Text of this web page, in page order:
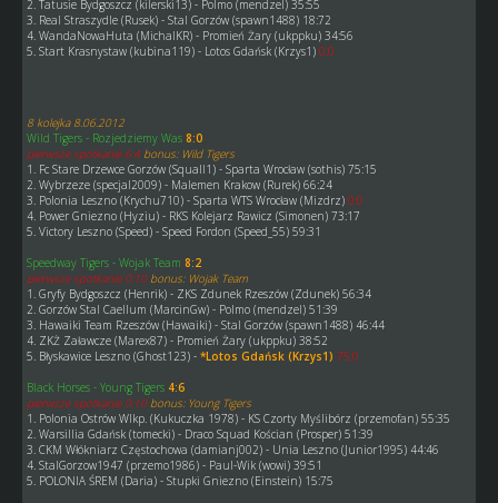
2. Tatusie Bydgoszcz (kilerski13) - Polmo (mendzel) 35:55
3. Real Straszydle (Rusek) - Stal Gorzów (spawn1488) 18:72
4. WandaNowaHuta (MichalKR) - Promień Żary (ukppku) 34:56
5. Start Krasnystaw (kubina119) - Lotos Gdańsk (Krzys1) 0:0
8 kolejka 8.06.2012
Wild Tigers - Rozjedziemy Was 8:0
pierwsze spotkanie 6:4 bonus: Wild Tigers
1. Fc Stare Drzewce Gorzów (Squall1) - Sparta Wrocław (sothis) 75:15
2. Wybrzeze (specjal2009) - Malemen Krakow (Rurek) 66:24
3. Polonia Leszno (Krychu710) - Sparta WTS Wrocław (Mizdrz) 0:0
4. Power Gniezno (Hyziu) - RKS Kolejarz Rawicz (Simonen) 73:17
5. Victory Leszno (Speed) - Speed Fordon (Speed_55) 59:31
Speedway Tigers - Wojak Team 8:2
pierwsze spotkanie 0:10 bonus: Wojak Team
1. Gryfy Bydgoszcz (Henrik) - ZKS Zdunek Rzeszów (Zdunek) 56:34
2. Gorzów Stal Caellum (MarcinGw) - Polmo (mendzel) 51:39
3. Hawaiki Team Rzeszów (Hawaiki) - Stal Gorzów (spawn1488) 46:44
4. ZKŻ Załawcze (Marex87) - Promień Żary (ukppku) 38:52
5. Błyskawice Leszno (Ghost123) - *Lotos Gdańsk (Krzys1) 75:0
Black Horses - Young Tigers 4:6
pierwsze spotkanie 0:10 bonus: Young Tigers
1. Polonia Ostrów Wlkp. (Kukuczka 1978) - KS Czorty Myślibórz (przemofan) 55:35
2. Warsillia Gdańsk (tomecki) - Draco Squad Kościan (Prosper) 51:39
3. CKM Włókniarz Częstochowa (damianj002) - Unia Leszno (Junior1995) 44:46
4. StalGorzow1947 (przemo1986) - Paul-Wik (wowi) 39:51
5. POLONIA ŚREM (Daria) - Stupki Gniezno (Einstein) 15:75